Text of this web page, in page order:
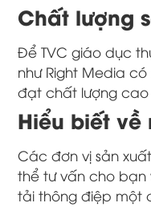
Chất lượng
Để TVC giáo dục
như Right Media
đạt chất lượng cao
Hiểu biết
Các đơn vị sản
thể tư vấn cho bạn
tải thông điệp một